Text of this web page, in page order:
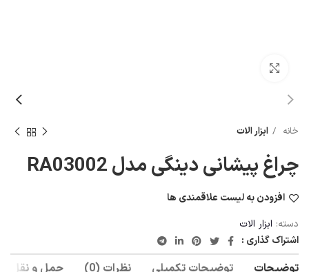
خانه ابزار الات
چراغ پیشانی دینگی مدل RA03002
افزودن به لیست علاقمندی ها
دسته: ابزار الات
اشتراک گذاری :